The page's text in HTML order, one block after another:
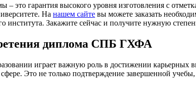
это гарантия высокого уровня изготовления с
На нашем сайте вы можете заказать
института. Закажите сейчас и получите нужную
диплома СПБ ГХФА
играет важную роль в достижении карьерных
Это не только подтверждение завершенной